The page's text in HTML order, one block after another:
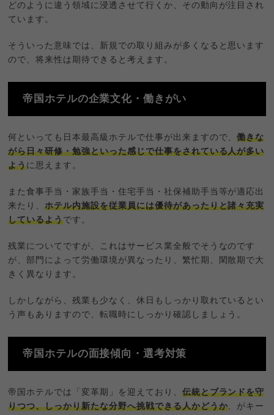
どのように違う領域に浸透させて行くか、その動向が注目され
ています。
そういった意味では、新規での取り組みが多くなると思います
ので、将来性は期待できると考えます。
帝国ホテルの企業文化・働きがい
何といっても日本最高級ホテルで仕事が出来ますので、働きな
がら日々研修・勉強といった感じで仕事をされている人が多い
ように思えます。
また食事手当・家族手当・住宅手当・社保補助手当等が適応出
来たり、ホテル内施設を従業員には優待があったりと諸々充実
しているようです。
残業についてですが、これはサービス業全般でそうなのです
が、部門によって労働環境が異なったり、繁忙期、閑散期で大
きく異なります。
しかしながら、残業も少なく、休日もしっかり取れているとい
う声もありますので、転職時にしっかり確認しましょう。
帝国ホテルの面接傾向・選考対策
帝国ホテルでは「変革期」を迎えており、 伝統とブランドを守
りつつ、しっかり新たな分野へ挑戦できる人かどうか、がキー